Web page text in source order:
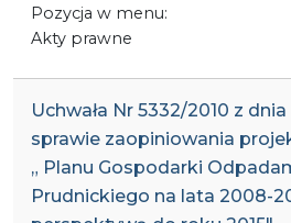
Pozycja w menu:
Akty prawne
Uchwała Nr 5332/2010 z
sprawie zaopiniowania
„ Planu Gospodarki
Prudnickiego na lata 2008-